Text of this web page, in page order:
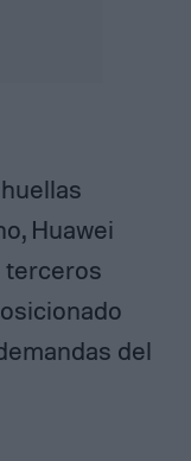
Huawei
terceros
del